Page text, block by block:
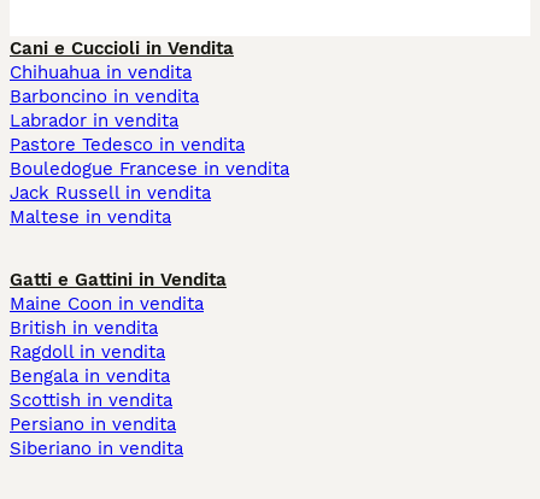
Cani e Cuccioli in Vendita
Chihuahua in vendita
Barboncino in vendita
Labrador in vendita
Pastore Tedesco in vendita
Bouledogue Francese in vendita
Jack Russell in vendita
Maltese in vendita
Gatti e Gattini in Vendita
Maine Coon in vendita
British in vendita
Ragdoll in vendita
Bengala in vendita
Scottish in vendita
Persiano in vendita
Siberiano in vendita